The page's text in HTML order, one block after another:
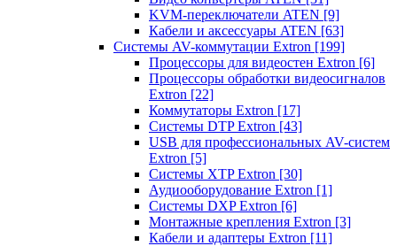
KVM-переключатели ATEN [9]
Кабели и аксессуары ATEN [63]
Системы AV-коммутации Extron [199]
Процессоры для видеостен Extron [6]
Процессоры обработки видеосигналов
Extron [22]
Коммутаторы Extron [17]
Системы DTP Extron [43]
USB для профессиональных AV-систем
Extron [5]
Системы XTP Extron [30]
Аудиооборудование Extron [1]
Системы DXP Extron [6]
Монтажные крепления Extron [3]
Кабели и адаптеры Extron [11]